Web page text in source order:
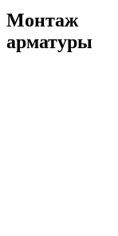
Монтаж
арматуры